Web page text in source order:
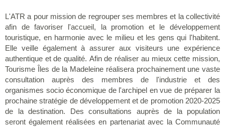
L'ATR a pour mission de regrouper ses membres et la collectivité
afin de favoriser l'accueil, la promotion et le développement
touristique, en harmonie avec le milieu et les gens qui l'habitent.
Elle veille également à assurer aux visiteurs une expérience
authentique et de qualité. Afin de réaliser au mieux cette mission,
Tourisme Îles de la Madeleine réalisera prochainement une vaste
consultation auprès des membres de l'industrie et des
organismes socio économique de l'archipel en vue de préparer la
prochaine stratégie de développement et de promotion 2020-2025
de la destination. Des consultations auprès de la population
seront également réalisées en partenariat avec la Communauté